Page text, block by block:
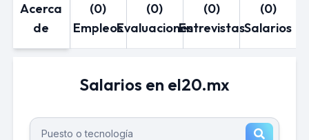
Acerca
de
(0)
Empleos
(0)
Evaluaciones
(0)
Entrevistas
(0)
Salarios
Salarios en el20.mx